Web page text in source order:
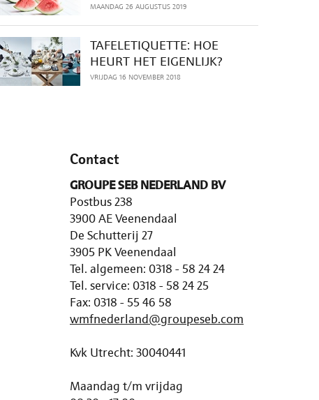
MAANDAG 26 AUGUSTUS 2019
TAFELETIQUETTE: HOE
HEURT HET EIGENLIJK?
VRIJDAG 16 NOVEMBER 2018
Contact
GROUPE SEB NEDERLAND BV
Postbus 238
3900 AE Veenendaal
De Schutterij 27
3905 PK Veenendaal
Tel. algemeen: 0318 - 58 24 24
Tel. service: 0318 - 58 24 25
Fax: 0318 - 55 46 58
wmfnederland@groupeseb.com
Kvk Utrecht: 30040441
Maandag t/m vrijdag